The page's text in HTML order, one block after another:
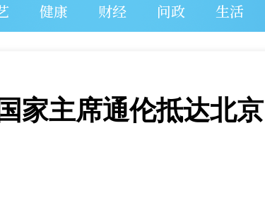
健康 财经 问政 生活
家主席通伦抵达北京